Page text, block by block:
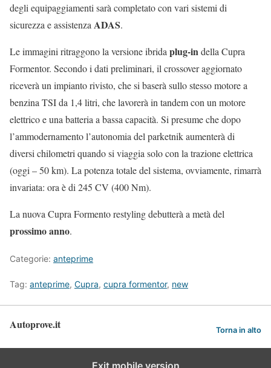
degli equipaggiamenti sarà completato con vari sistemi di
sicurezza e assistenza ADAS.
Le immagini ritraggono la versione ibrida plug-in della Cupra
Formentor. Secondo i dati preliminari, il crossover aggiornato
riceverà un impianto rivisto, che si baserà sullo stesso motore a
benzina TSI da 1,4 litri, che lavorerà in tandem con un motore
elettrico e una batteria a bassa capacità. Si presume che dopo
l’ammodernamento l’autonomia del parketnik aumenterà di
diversi chilometri quando si viaggia solo con la trazione elettrica
(oggi – 50 km). La potenza totale del sistema, ovviamente, rimarrà
invariata: ora è di 245 CV (400 Nm).
La nuova Cupra Formento restyling debutterà a metà del
prossimo anno.
Categorie: anteprime
Tag: anteprime, Cupra, cupra formentor, new
Autoprove.it Torna in alto
Exit mobile version